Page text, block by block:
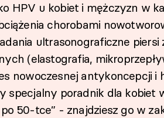
HPV u kobiet i mężczyzn w
chorobami
ultrasonograficzne
(elastografia,
nowoczesnej antykoncepcji i
specjalny poradnik dla kobiet
50-tce” - znajdziesz go w